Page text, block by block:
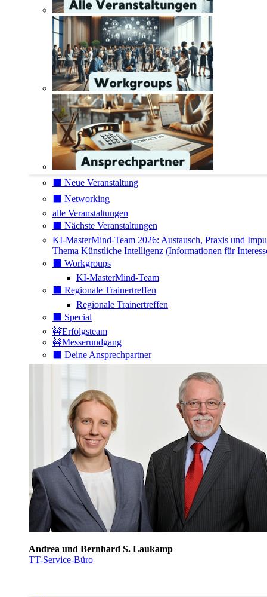
⬛️ Neue Veranstaltung
⬛️ Networking
alle Veranstaltungen
⬛️ Nächste Veranstaltungen
KI-MasterMind-Team 2026: Austausch, Praxis und
Thema Künstliche Intelligenz (Informationen für
⬛️ Workgroups
KI-MasterMind-Team
⬛️ Regionale Trainertreffen
Regionale Trainertreffen
⬛️ Special
🚧Erfolgsteam
🚧Messerundgang
⬛️ Deine Ansprechpartner
Andrea und Bernhard S. Laukamp
TT-Service-Büro